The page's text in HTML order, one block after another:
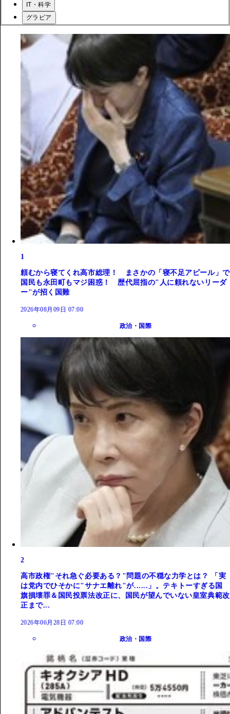
IT・科学
グラビア
1
頼むから寝てくれ高市総理！ まさかの「寝不足アピール」で
国民も永田町もマジ困惑！ 歴代屈指の"人に頼れないリーダ
ー"が招く国難
2026年08月09日 07:00
政治・国際
2
高市政権"それ急ぐ必要ある？"問題の不穏な力学とは？ 「実
は党内でひそかに"サナエ離れ"が......」。テキトーすぎる国
旗損壊罪＆国民投票法改正に、国民が望んでいない皇室典範改
正まで...
2026年06月28日 07:00
政治・国際